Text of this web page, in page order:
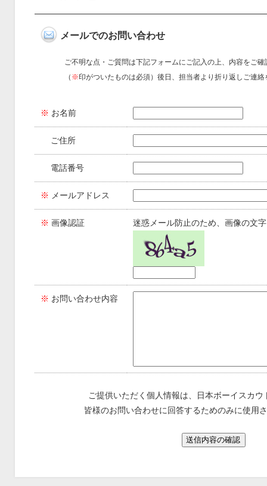
メールでのお問い合わせ
ご不明な点・ご質問は下記フォームにご記入の上、内容をご
（ ※印がついたものは必須）後日、担当者より折り返しご連
※ お名前
ご住所
電話番号
※ メールアドレス
※ 画像認証 迷惑メール防止のため、画像の文
※ お問い合わせ内容
ご提供いただく個人情報は、日本ボーイスカウ
皆様のお問い合わせに回答するためのみに使用